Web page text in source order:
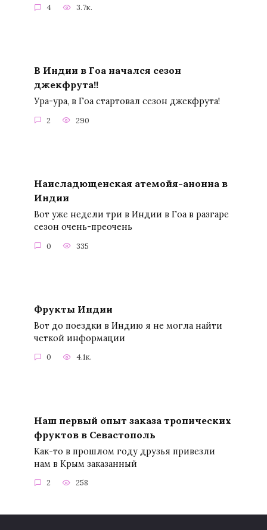
4 3.7к.
В Индии в Гоа начался сезон
джекфрута!!
Ура-ура, в Гоа стартовал сезон джекфрута!
2 290
Наисладющенская атемойя-анонна в
Индии
Вот уже недели три в Индии в Гоа в разгаре
сезон очень-преочень
0 335
Фрукты Индии
Вот до поездки в Индию я не могла найти
четкой информации
0 4.1к.
Наш первый опыт заказа тропических
фруктов в Севастополь
Как-то в прошлом году друзья привезли
нам в Крым заказанный
2 258